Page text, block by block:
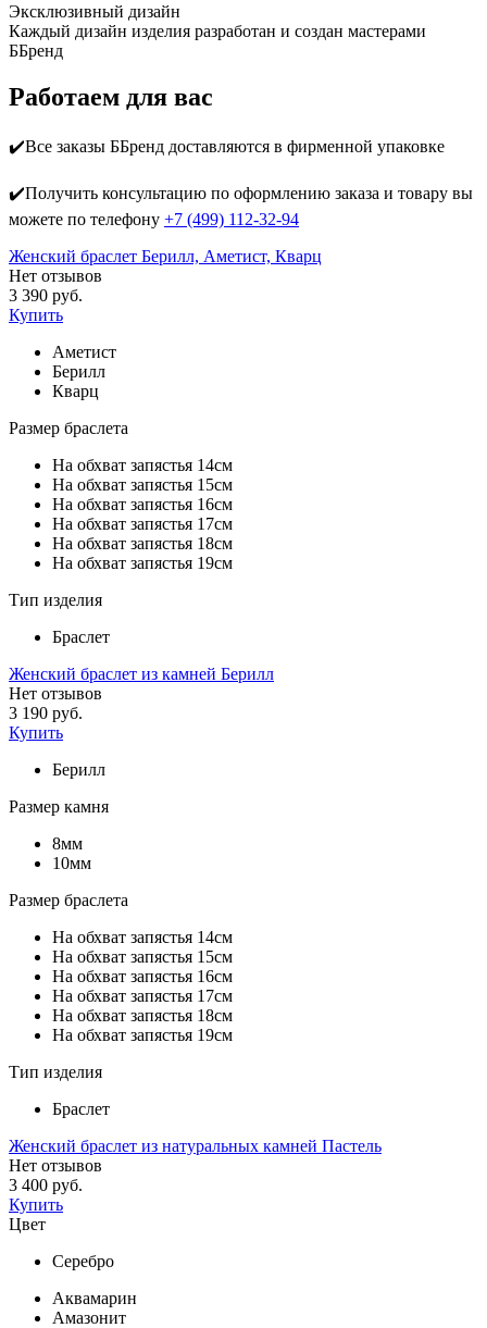
Эксклюзивный дизайн
Каждый дизайн изделия разработан и создан мастерами
ББренд
Работаем для вас
✔️Все заказы ББренд доставляются в фирменной упаковке
✔️Получить консультацию по оформлению заказа и товару вы
можете по телефону +7 (499) 112-32-94
Женский браслет Берилл, Аметист, Кварц
Нет отзывов
3 390 руб.
Купить
Аметист
Берилл
Кварц
Размер браслета
На обхват запястья 14см
На обхват запястья 15см
На обхват запястья 16см
На обхват запястья 17см
На обхват запястья 18см
На обхват запястья 19см
Тип изделия
Браслет
Женский браслет из камней Берилл
Нет отзывов
3 190 руб.
Купить
Берилл
Размер камня
8мм
10мм
Размер браслета
На обхват запястья 14см
На обхват запястья 15см
На обхват запястья 16см
На обхват запястья 17см
На обхват запястья 18см
На обхват запястья 19см
Тип изделия
Браслет
Женский браслет из натуральных камней Пастель
Нет отзывов
3 400 руб.
Купить
Цвет
Серебро
Аквамарин
Амазонит